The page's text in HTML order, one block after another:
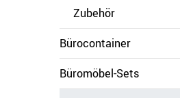
Zubehör
Bürocontainer
Büromöbel-Sets